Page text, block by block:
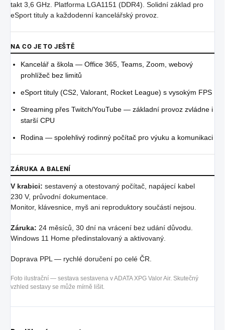
takt 3,6 GHz. Platforma LGA1151 (DDR4). Solidní základ pro
eSport tituly a každodenní kancelářský provoz.
NA CO JE TO JEŠTĚ
Kancelář a škola — Office 365, Teams, Zoom, webový
prohlížeč bez limitů
eSport tituly (CS2, Valorant, Rocket League) s vysokým FPS
Streaming přes Twitch/YouTube — základní provoz zvládne i
starší CPU
Rodina — spolehlivý rodinný počítač pro výuku a komunikaci
ZÁRUKA A BALENÍ
V krabici: sestavený a otestovaný počítač, napájecí kabel
230 V, průvodní dokumentace.
Monitor, klávesnice, myš ani reproduktory součástí nejsou.
Záruka: 24 měsíců, 30 dní na vrácení bez udání důvodu.
Windows 11 Home předinstalovaný a aktivovaný.
Doprava PPL — rychlé doručení po celé ČR.
Foto ilustrační — sestava sestavena v ADATA XPG Valor Air. Skutečný
vzhled sestavy se může mírně lišit.